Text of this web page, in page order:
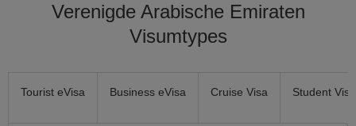
Verenigde Arabische Emiraten
Visumtypes
Tourist eVisa Business eVisa Cruise Visa Student Visa